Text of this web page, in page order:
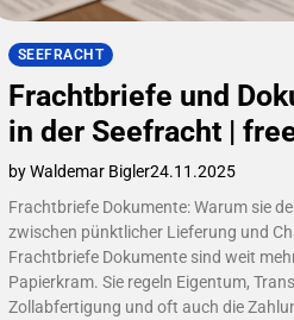
SEEFRACHT
Frachtbriefe und
in der Seefracht |
by Waldemar Bigler24.11.2025
Frachtbriefe Dokumente: Warum sie
zwischen pünktlicher Lieferung und
Frachtbriefe Dokumente sind weit
Papierkram. Sie regeln Eigentum,
Zollabfertigung und oft auch die